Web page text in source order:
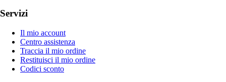
Servizi
Il mio account
Centro assistenza
Traccia il mio ordine
Restituisci il mio ordine
Codici sconto